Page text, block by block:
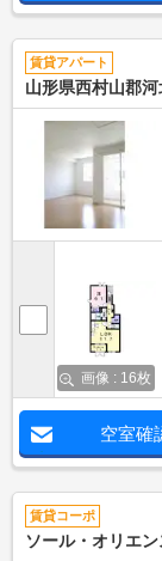
賃貸アパート
山形県西村山郡
画像 : 16枚
空室確
賃貸コーポ
ソール・オリエン